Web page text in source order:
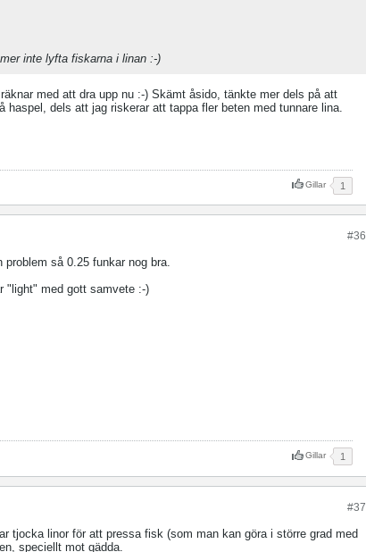
inte lyfta fiskarna i linan :-)
med att dra upp nu :-) Skämt åsido, tänkte mer dels på att
dels att jag riskerar att tappa fler beten med tunnare lina.
Gillar 1
#36
så 0.25 funkar nog bra.
"light" med gott samvete :-)
Gillar 1
#37
tjocka linor för att pressa fisk (som man kan göra i större grad med
speciellt mot gädda.